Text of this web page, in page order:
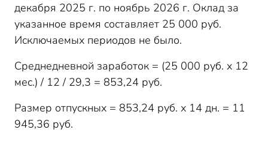
декабря 2025 г. по ноябрь 2026 г. Оклад за
указанное время составляет 25 000 руб.
Исключаемых периодов не было.
Среднедневной заработок = (25 000 руб. х 12
мес.) / 12 / 29,3 = 853,24 руб.
Размер отпускных = 853,24 руб. х 14 дн. = 11
945,36 руб.